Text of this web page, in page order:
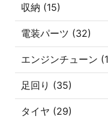
収納 (15)
電装パーツ (32)
エンジンチューン
足回り (35)
タイヤ (29)